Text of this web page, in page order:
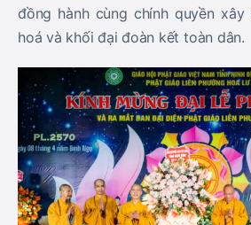
đồng hành cùng chính quyền
hoá và khối đại đoàn kết toàn dân.